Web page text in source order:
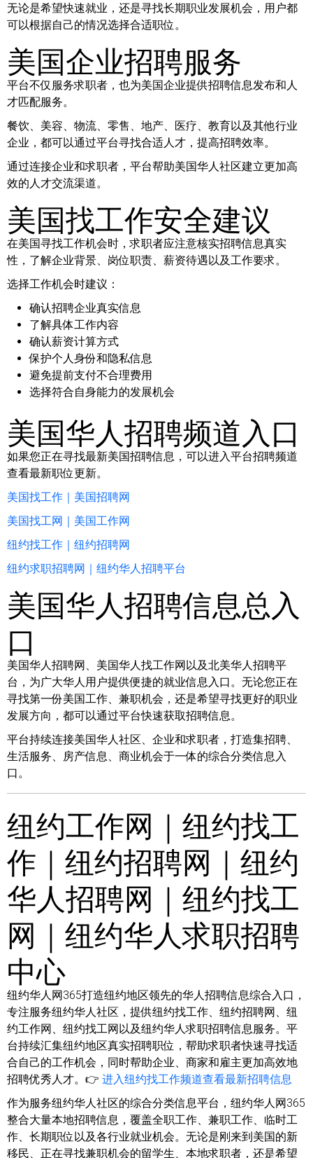
无论是希望快速就业，还是寻找长期职业发展机会，用户都
可以根据自己的情况选择合适职位。
美国企业招聘服务
平台不仅服务求职者，也为美国企业提供招聘信息发布和人
才匹配服务。
餐饮、美容、物流、零售、地产、医疗、教育以及其他行业
企业，都可以通过平台寻找合适人才，提高招聘效率。
通过连接企业和求职者，平台帮助美国华人社区建立更加高
效的人才交流渠道。
美国找工作安全建议
在美国寻找工作机会时，求职者应注意核实招聘信息真实
性，了解企业背景、岗位职责、薪资待遇以及工作要求。
选择工作机会时建议：
确认招聘企业真实信息
了解具体工作内容
确认薪资计算方式
保护个人身份和隐私信息
避免提前支付不合理费用
选择符合自身能力的发展机会
美国华人招聘频道入口
如果您正在寻找最新美国招聘信息，可以进入平台招聘频道
查看最新职位更新。
美国找工作｜美国招聘网
美国找工网｜美国工作网
纽约找工作｜纽约招聘网
纽约求职招聘网｜纽约华人招聘平台
美国华人招聘信息总入
口
美国华人招聘网、美国华人找工作网以及北美华人招聘平
台，为广大华人用户提供便捷的就业信息入口。无论您正在
寻找第一份美国工作、兼职机会，还是希望寻找更好的职业
发展方向，都可以通过平台快速获取招聘信息。
平台持续连接美国华人社区、企业和求职者，打造集招聘、
生活服务、房产信息、商业机会于一体的综合分类信息入
口。
纽约工作网｜纽约找工
作｜纽约招聘网｜纽约
华人招聘网｜纽约找工
网｜纽约华人求职招聘
中心
纽约华人网365打造纽约地区领先的华人招聘信息综合入口，
专注服务纽约华人社区，提供纽约找工作、纽约招聘网、纽
约工作网、纽约找工网以及纽约华人求职招聘信息服务。平
台持续汇集纽约地区真实招聘职位，帮助求职者快速寻找适
合自己的工作机会，同时帮助企业、商家和雇主更加高效地
招聘优秀人才。👉 进入纽约找工作频道查看最新招聘信息
作为服务纽约华人社区的综合分类信息平台，纽约华人网365
整合大量本地招聘信息，覆盖全职工作、兼职工作、临时工
作、长期职位以及各行业就业机会。无论是刚来到美国的新
移民、正在寻找兼职机会的留学生、本地求职者，还是希望